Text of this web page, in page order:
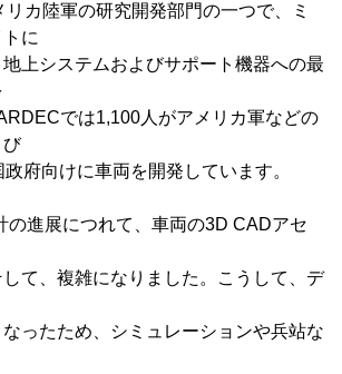
カ陸軍の研究開発部門の一つで、ミ
に
上システムおよびサポート機器への最
では1,100人がアメリカ軍などの
び
府向けに車両を開発しています。
の進展につれて、車両の3D CADアセ
て、複雑になりました。こうして、デ
ったため、シミュレーションや兵站な